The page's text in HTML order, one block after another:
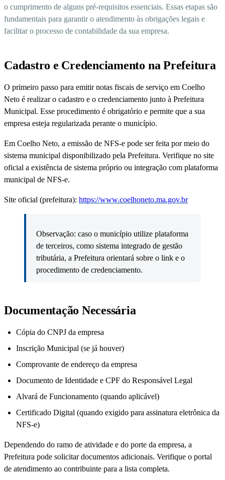
o cumprimento de alguns pré-requisitos essenciais. Essas etapas são
fundamentais para garantir o atendimento às obrigações legais e
facilitar o processo de contabilidade da sua empresa.
Cadastro e Credenciamento na Prefeitura
O primeiro passo para emitir notas fiscais de serviço em Coelho
Neto é realizar o cadastro e o credenciamento junto à Prefeitura
Municipal. Esse procedimento é obrigatório e permite que a sua
empresa esteja regularizada perante o município.
Em Coelho Neto, a emissão de NFS-e pode ser feita por meio do
sistema municipal disponibilizado pela Prefeitura. Verifique no site
oficial a existência de sistema próprio ou integração com plataforma
municipal de NFS-e.
Site oficial (prefeitura): https://www.coelhoneto.ma.gov.br
Observação: caso o município utilize plataforma
de terceiros, como sistema integrado de gestão
tributária, a Prefeitura orientará sobre o link e o
procedimento de credenciamento.
Documentação Necessária
Cópia do CNPJ da empresa
Inscrição Municipal (se já houver)
Comprovante de endereço da empresa
Documento de Identidade e CPF do Responsável Legal
Alvará de Funcionamento (quando aplicável)
Certificado Digital (quando exigido para assinatura eletrônica da
NFS-e)
Dependendo do ramo de atividade e do porte da empresa, a
Prefeitura pode solicitar documentos adicionais. Verifique o portal
de atendimento ao contribuinte para a lista completa.